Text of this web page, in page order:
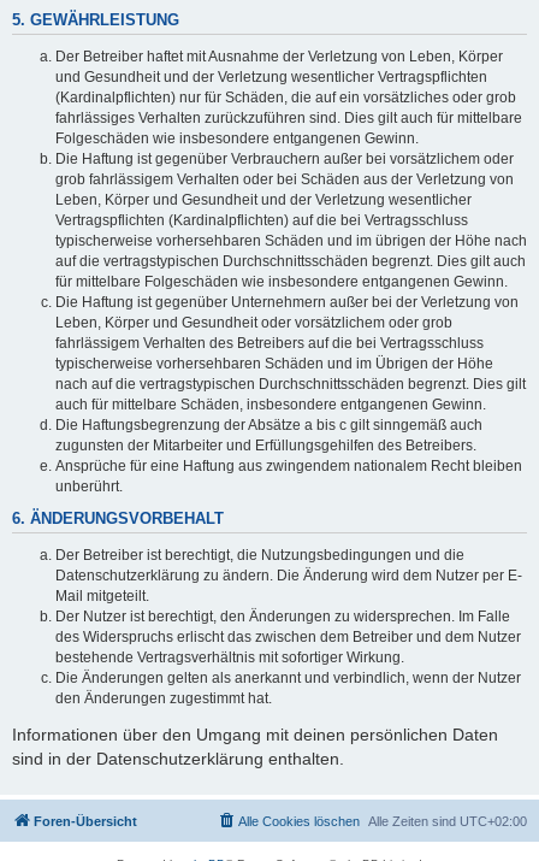
5. GEWÄHRLEISTUNG
Der Betreiber haftet mit Ausnahme der Verletzung von Leben, Körper
und Gesundheit und der Verletzung wesentlicher Vertragspflichten
(Kardinalpflichten) nur für Schäden, die auf ein vorsätzliches oder grob
fahrlässiges Verhalten zurückzuführen sind. Dies gilt auch für mittelbare
Folgeschäden wie insbesondere entgangenen Gewinn.
Die Haftung ist gegenüber Verbrauchern außer bei vorsätzlichem oder
grob fahrlässigem Verhalten oder bei Schäden aus der Verletzung von
Leben, Körper und Gesundheit und der Verletzung wesentlicher
Vertragspflichten (Kardinalpflichten) auf die bei Vertragsschluss
typischerweise vorhersehbaren Schäden und im übrigen der Höhe nach
auf die vertragstypischen Durchschnittsschäden begrenzt. Dies gilt auch
für mittelbare Folgeschäden wie insbesondere entgangenen Gewinn.
Die Haftung ist gegenüber Unternehmern außer bei der Verletzung von
Leben, Körper und Gesundheit oder vorsätzlichem oder grob
fahrlässigem Verhalten des Betreibers auf die bei Vertragsschluss
typischerweise vorhersehbaren Schäden und im Übrigen der Höhe
nach auf die vertragstypischen Durchschnittsschäden begrenzt. Dies gilt
auch für mittelbare Schäden, insbesondere entgangenen Gewinn.
Die Haftungsbegrenzung der Absätze a bis c gilt sinngemäß auch
zugunsten der Mitarbeiter und Erfüllungsgehilfen des Betreibers.
Ansprüche für eine Haftung aus zwingendem nationalem Recht bleiben
unberührt.
6. ÄNDERUNGSVORBEHALT
Der Betreiber ist berechtigt, die Nutzungsbedingungen und die
Datenschutzerklärung zu ändern. Die Änderung wird dem Nutzer per E-
Mail mitgeteilt.
Der Nutzer ist berechtigt, den Änderungen zu widersprechen. Im Falle
des Widerspruchs erlischt das zwischen dem Betreiber und dem Nutzer
bestehende Vertragsverhältnis mit sofortiger Wirkung.
Die Änderungen gelten als anerkannt und verbindlich, wenn der Nutzer
den Änderungen zugestimmt hat.
Informationen über den Umgang mit deinen persönlichen Daten
sind in der Datenschutzerklärung enthalten.
Foren-Übersicht Alle Zeiten sind UTC+02:00
Alle Cookies löschen